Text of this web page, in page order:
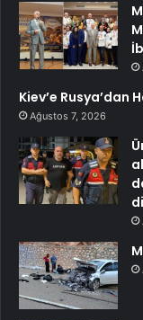
Kiev’e Rusya’dan
Ağustos 7, 2026